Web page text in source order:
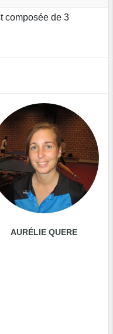
composée de 3
AURÉLIE QUERE